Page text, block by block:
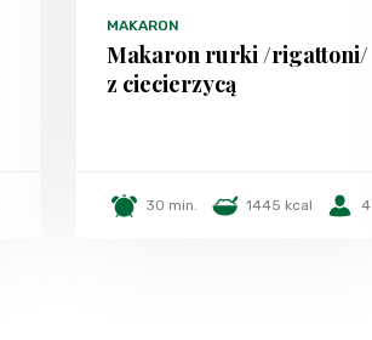
MAKARON
Makaron rurki /rigattoni/
z ciecierzycą
30 min. 1445 kcal 4